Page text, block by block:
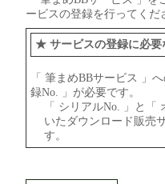
ービスの登録を行ってくだ
★ サービスの登録に必要
「 筆まめBBサービス 」
録No. 」が必要です。
「 シリアルNo. 」と
いたダウンロード販売
す。